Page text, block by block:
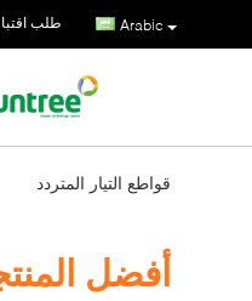
Arabic طلب
قواطع التيار المتردد
أفضل